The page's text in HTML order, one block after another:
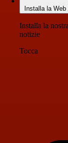
Installa la Web
Installa la
notizie
Tocca